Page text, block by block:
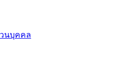
นบุคคล